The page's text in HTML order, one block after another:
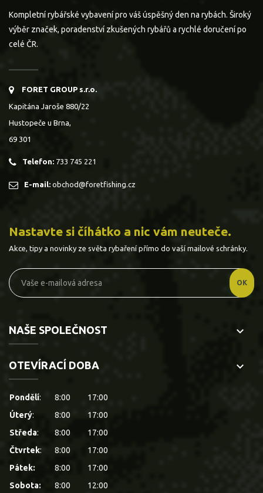
Kompletní rybářské vybavení pro váš úspěšný den na rybách. Široký
výběr značek, poradenství zkušených rybářů a rychlé doručení po
celé ČR.
FORET GROUP s.r.o.
Kapitána Jaroše 880/22
Hustopeče u Brna,
69 301
Telefon: 733 745 221
E-mail: obchod@foretfishing.cz
Nastavte si číhátko a nic vám neuteče.
Akce, tipy a novinky ze světa rybaření přímo do vaší mailové schránky.
NAŠE SPOLEČNOST keyboard_arrow_down
OTEVÍRACÍ DOBA keyboard_arrow_down
Pondělí: 8:00
17:00
Úterý: 8:00
17:00
Středa: 8:00
17:00
Čtvrtek: 8:00
17:00
Pátek:
8:00
17:00
Sobota:
8:00 12:00